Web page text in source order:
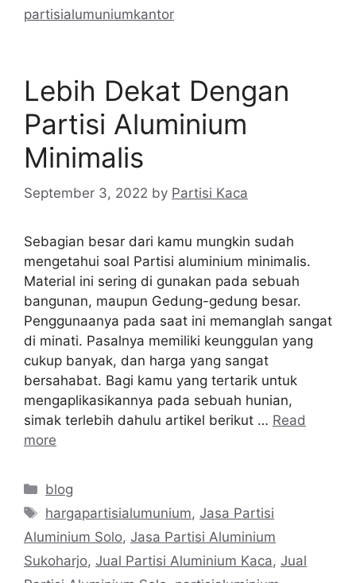
partisialumuniumkantor
Lebih Dekat Dengan
Partisi Aluminium
Minimalis
September 3, 2022 by Partisi Kaca
Sebagian besar dari kamu mungkin sudah
mengetahui soal Partisi aluminium minimalis.
Material ini sering di gunakan pada sebuah
bangunan, maupun Gedung-gedung besar.
Penggunaanya pada saat ini memanglah sangat
di minati. Pasalnya memiliki keunggulan yang
cukup banyak, dan harga yang sangat
bersahabat. Bagi kamu yang tertarik untuk
mengaplikasikannya pada sebuah hunian,
simak terlebih dahulu artikel berikut … Read
more
Categories
blog
Tags
hargapartisialumunium,Jasa Partisi
Aluminium Solo, Jasa Partisi Aluminium
Sukoharjo, Jual Partisi Aluminium Kaca, Jual